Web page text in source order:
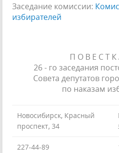
Заседание комиссии:
избирателей
П О В Е С Т
26 - го заседания
Совета депутатов
по наказам
Новосибирск, Красный
проспект, 34
227-44-89